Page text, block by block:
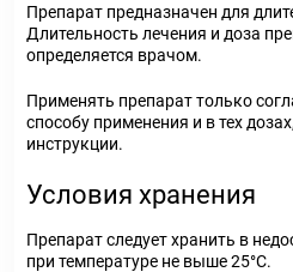
Препарат предназначен для
Длительность лечения и доза
определяется врачом.
Применять препарат только
способу применения и в тех
инструкции.
Условия хранения
Препарат следует хранить в
при температуре не выше 25°С.